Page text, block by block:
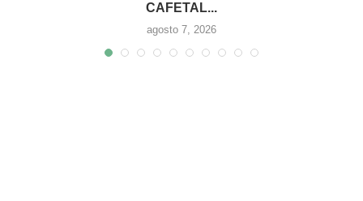
CAFETAL...
agosto 7, 2026